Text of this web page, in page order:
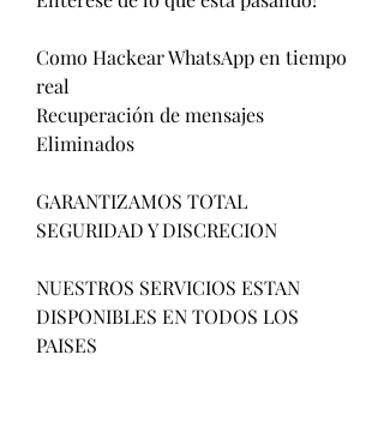
Como Hackear WhatsApp en tiempo
real
Recuperación de mensajes
Eliminados
GARANTIZAMOS TOTAL
NUESTROS SERVICIOS ESTAN
DISPONIBLES EN TODOS LOS
PAISES